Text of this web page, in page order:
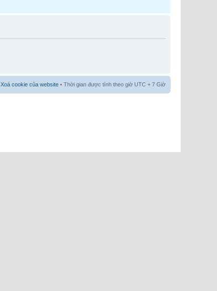
Xoá cookie của website • Thời gian được tính theo giờ UTC + 7 Giờ